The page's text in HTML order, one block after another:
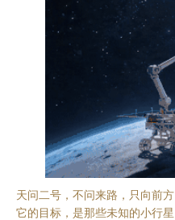
天问二号，不问来路，只向前方
它的目标，是那些未知的小行星